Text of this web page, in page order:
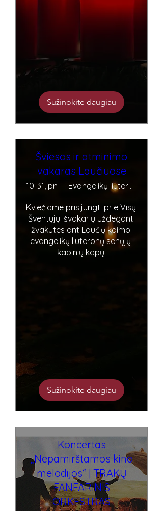
Sužinokite daugiau
Šviesos ir atminimo
vakaras Laučiuose
10-31, pn Evangelikų liuteronų senosios kapinės
Kviečiame prisijungti prie Visų
Šventųjų išvakarių uždegant
žvakutes ant Laučių kaimo
evangelikų liuteronų senųjų
kapinių kapų.
Sužinokite daugiau
Koncertas
„Nepamirštamos kino
melodijos“ | TRAKŲ
FANFARINIS
ORKESTRAS